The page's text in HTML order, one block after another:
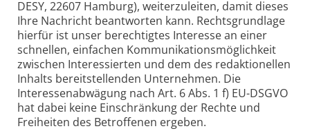
DESY, 22607 Hamburg), weiterzuleiten, damit dieses
Ihre Nachricht beantworten kann. Rechtsgrundlage
hierfür ist unser berechtigtes Interesse an einer
schnellen, einfachen Kommunikationsmöglichkeit
zwischen Interessierten und dem des redaktionellen
Inhalts bereitstellenden Unternehmen. Die
Interessenabwägung nach Art. 6 Abs. 1 f) EU-DSGVO
hat dabei keine Einschränkung der Rechte und
Freiheiten des Betroffenen ergeben.